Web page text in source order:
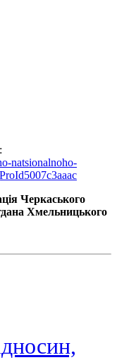
natsionalnoho-
Черкаського
Хмельницького